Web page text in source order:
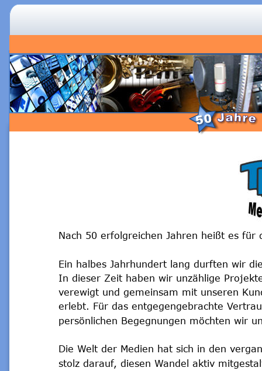
CD-
Nach 50 erfolgreichen Jahren heißt es für
Ein halbes Jahrhundert lang durften wir
In dieser Zeit haben wir unzählige
verewigt und gemeinsam mit unseren
erlebt. Für das entgegengebrachte
persönlichen Begegnungen möchten wir
Die Welt der Medien hat sich in den
stolz darauf, diesen Wandel aktiv